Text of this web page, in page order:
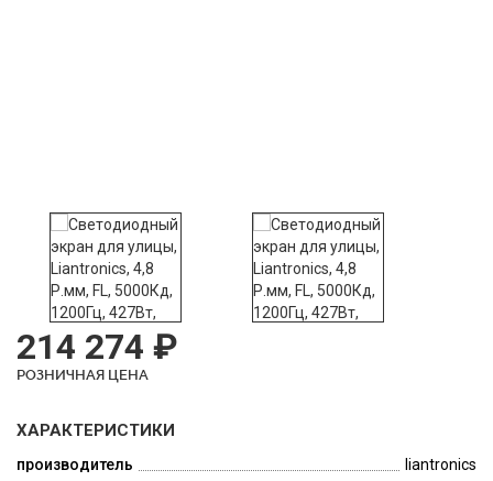
214 274 ₽
РОЗНИЧНАЯ ЦЕНА
ХАРАКТЕРИСТИКИ
производитель
liantronics